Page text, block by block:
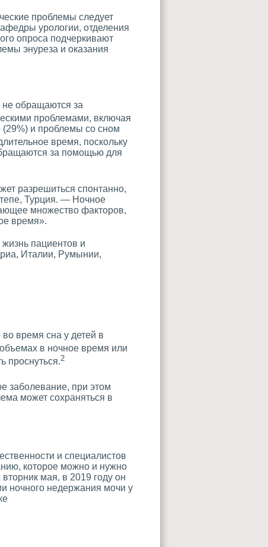
проблемы следует
урологии, отделения
опроса подчеркивают
энуреза и оказания
не обращаются за
проблемами, включая
(29%) и проблемы со сном
время, поскольку
за помощью для
разрешиться спонтанно,
Турция. — Ночное
множество факторов,
время».
пациентов и
Италии, Румынии,
время сна у детей в
в ночное время или
проснуться.2
заболевание, при этом
может сохраняться в
и специалистов
которое можно и нужно
мая, в 2019 году он
ночного недержания мочи у